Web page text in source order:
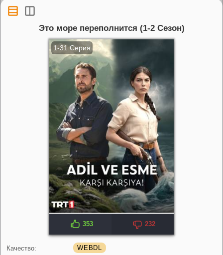
Это море переполнится (1-2 Сезон)
IMDB: 7.8 KP: 8.1
353 232
1-31 Серия
Качество:
WEBDL